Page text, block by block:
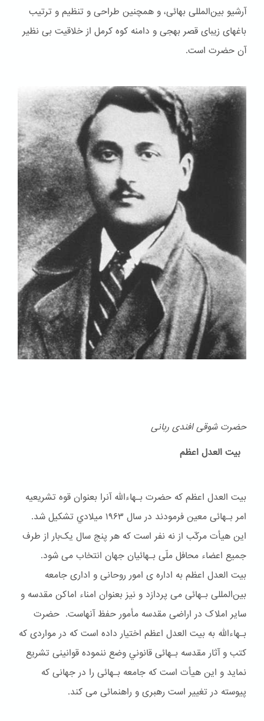
آرشیو بین‌المللی بهائی، و همچنین طراحی و تنظیم و ترتیب
باغهای زیبای قصر بهجی و دامنه کوه کرمل از خلاقیت بی نظیر
آن حضرت است.
حضرت شوقی افندی ربانی
بیت العدل اعظم
بیت العدل اعظم که حضرت بـهاءالله آنرا بعنوان قوه تشریعیه
امر بـهائی معین فرمودند در سال ۱۹۶۳ ميلادي تشکیل شد.
این هیأت مرکّب از نه نفر است که هر پنج سال یک‌بار از طرف
جمیع اعضاء محافل ملّی بـهائیان جهان انتخاب می شود.
بیت العدل اعظم به اداره ی امور روحانی و اداری جامعه
بین‌المللی بـهائی می پردازد و نیز بعنوان امناء اماکن مقدسه و
سایر املاک در اراضی مقدسه مأمور حفظ آنهاست. حضرت
بـهاءالله به بیت العدل اعظم اختیار داده است که در مواردی که
کتب و آثار مقدسه بـهائی قانوني وضع ننموده قوانینی تشریع
نماید و این هیأت است که جامعه بـهائی را در جهانی که
پیوسته در تغییر است رهبری و راهنمائی می کند.